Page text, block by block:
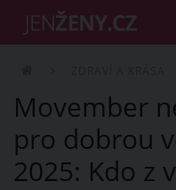
Movember
pro dobrou
2025: Kdo z